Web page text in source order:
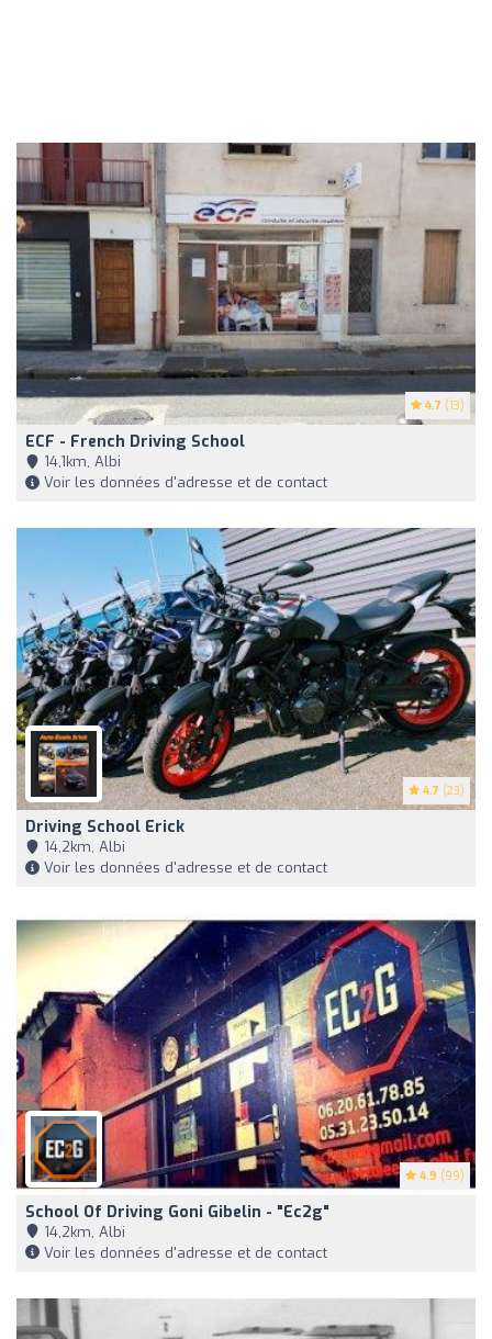
4.7 (13)
ECF - French Driving School
14,1km, Albi
Voir les données d'adresse et de contact
4.7 (23)
Driving School Erick
14,2km, Albi
Voir les données d'adresse et de contact
4.9 (99)
School Of Driving Goni Gibelin - "Ec2g"
14,2km, Albi
Voir les données d'adresse et de contact